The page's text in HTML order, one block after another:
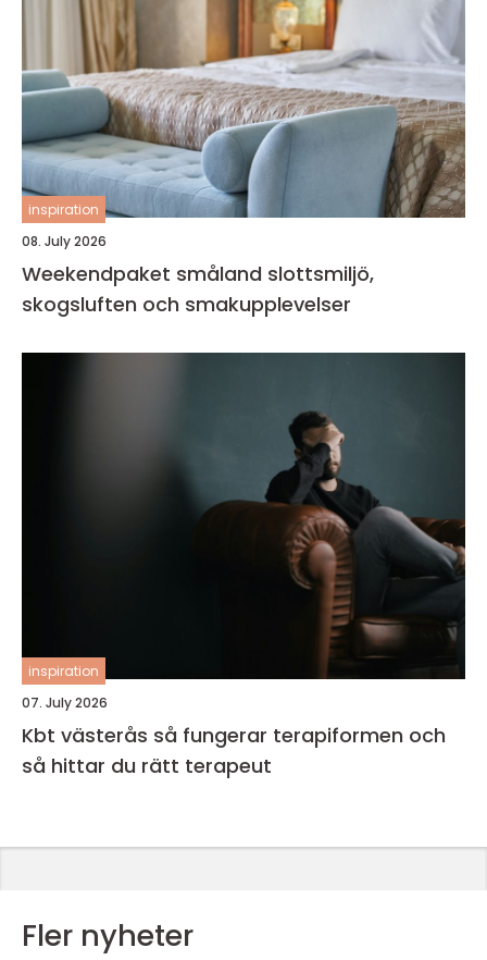
inspiration
08. July 2026
Weekendpaket småland slottsmiljö,
skogsluften och smakupplevelser
inspiration
07. July 2026
Kbt västerås så fungerar terapiformen och
så hittar du rätt terapeut
Fler nyheter